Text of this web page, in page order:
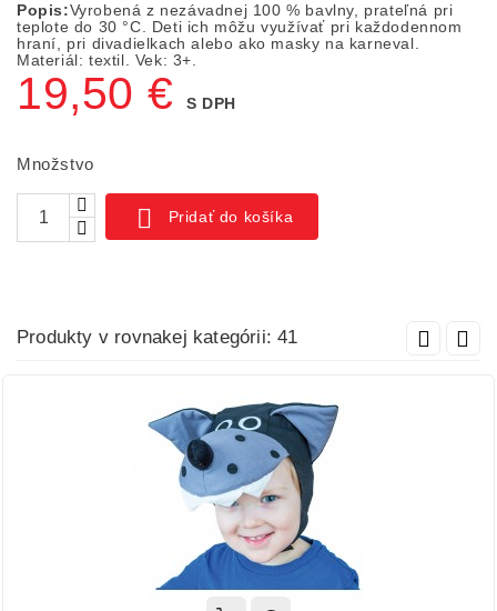
Popis:Vyrobená z nezávadnej 100 % bavlny, prateľná pri
teplote do 30 °C. Deti ich môžu využívať pri každodennom
hraní, pri divadielkach alebo ako masky na karneval.
Materiál: textil. Vek: 3+.
19,50 € S DPH
Množstvo
 Pridať do košíka
Produkty v rovnakej kategórii: 41